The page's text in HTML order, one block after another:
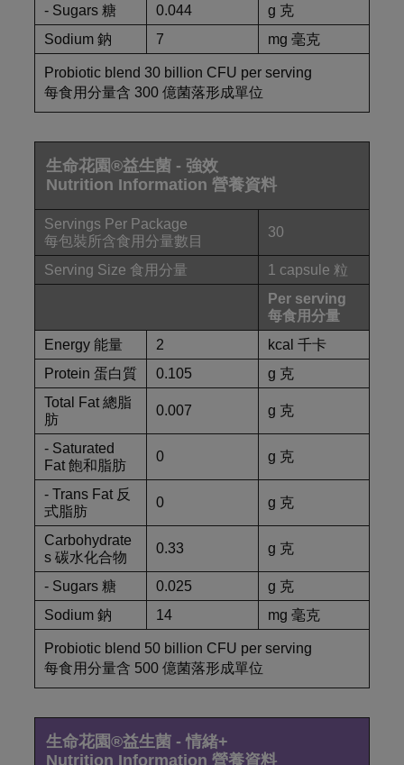
- Sugars 糖 0.044
g 克
Sodium 鈉
7 mg 毫克
Probiotic blend 30 billion CFU per serving
每食用分量含 300 億菌落形成單位
生命花園®益生菌 - 強效
Nutrition Information 營養資料
Servings Per Package
每包裝所含食用分量數目
30
Serving Size 食用分量
1 capsule 粒
Per serving
每食用分量
Energy 能量
2
kcal 千卡
Protein 蛋白質
0.105
g 克
Total Fat 總脂
肪
0.007 g 克
- Saturated
Fat 飽和脂肪
0 g 克
- Trans Fat 反
式脂肪
0 g 克
Carbohydrate
s 碳水化合物
0.33 g 克
- Sugars 糖 0.025
g 克
Sodium 鈉
14 mg 毫克
Probiotic blend 50 billion CFU per serving
每食用分量含 500 億菌落形成單位
生命花園®益生菌 - 情緒+
Nutrition Information 營養資料